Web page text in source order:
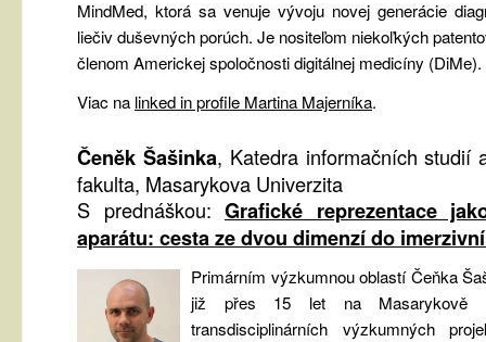
MindMed, ktorá sa venuje vývoju novej generácie
liečiv duševných porúch. Je nositeľom niekoľkých
členom Americkej spoločnosti digitálnej medicíny (DiMe).
Viac na linked in profile Martina Majerníka.
Čeněk Šašinka, Katedra informačních studií
fakulta, Masarykova Univerzita
S prednáškou: Grafické reprezentace
aparátu: cesta ze dvou dimenzí do
Primárním výzkumnou oblastí Čeňka
již přes 15 let na Masarykově
transdisciplinárních výzkumných